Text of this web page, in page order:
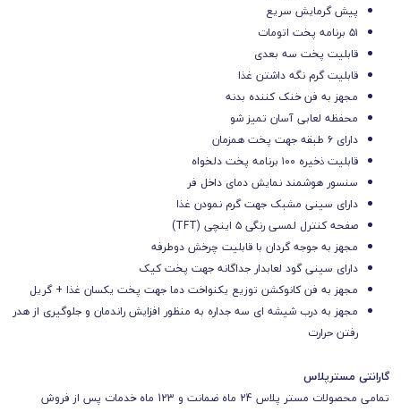
پیش گرمایش سریع
۵۱ برنامه پخت اتومات
قابلیت پخت سه بعدی
قابلیت گرم نگه داشتن غذا
مجهز به فن خنک کننده بدنه
محفظه لعابی آسان تمیز شو
دارای ۶ طبقه جهت پخت همزمان
قابلیت ذخیره ۱۰۰ برنامه پخت دلخواه
سنسور هوشمند نمایش دمای داخل فر
دارای سینی مشبک جهت گرم نمودن غذا
صفحه کنترل لمسی رنگی ۵ اینچی (TFT)
مجهز به جوجه گردان با قابلیت چرخش دوطرفه
دارای سینی گود لعابدار جداگانه جهت پخت کیک
مجهز به فن کانوکشن توزیع یکنواخت دما جهت پخت یکسان غذا + گریل
مجهز به درب شیشه ای سه جداره به منظور افزایش راندمان و جلوگیری از هدر
رفتن حرارت
گارانتی مسترپلاس
تمامی محصولات مستر پلاس 24 ماه ضمانت و 123 ماه خدمات پس از فروش